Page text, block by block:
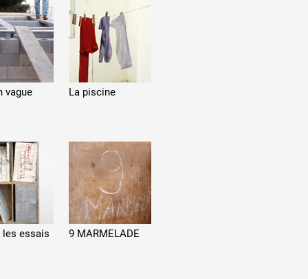
vague La piscine
les essais 9 MARMELADE